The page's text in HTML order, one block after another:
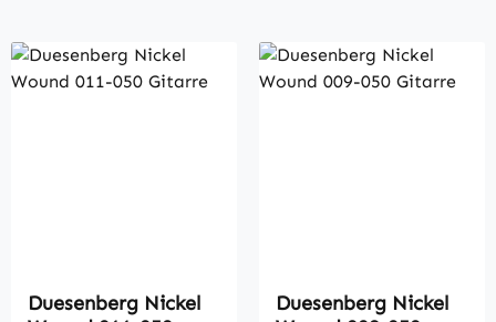
Duesenberg Nickel
Duesenberg Nickel